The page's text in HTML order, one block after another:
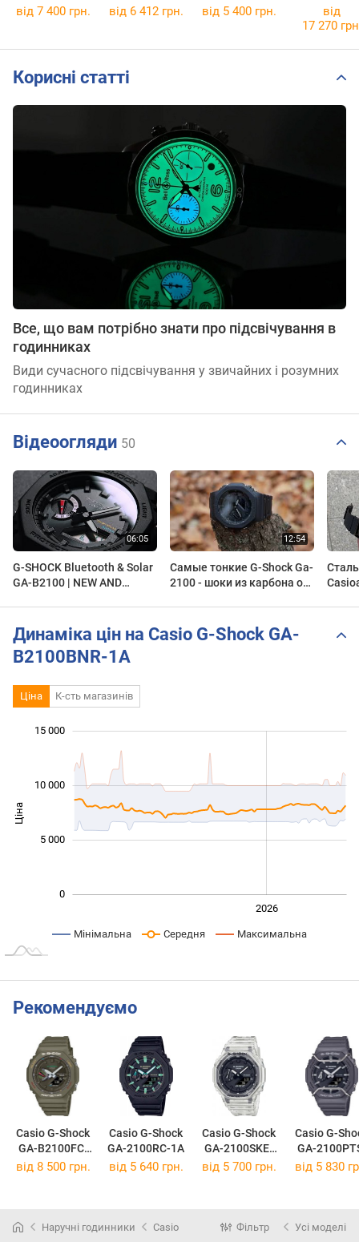
1E
від 7 400 грн. від 6 412 грн. від 5 400 грн.
від
17 270
Корисні статті
Все, що вам потрібно знати про підсвічування в
годинниках
Види сучасного підсвічування у звичайних і розумних
годинниках
Відеоогляди 50
G-SHOCK Bluetooth & Solar
GA-B2100 | NEW AND
Самые тонкие G-Shock Ga-
2100 - шоки из карбона от
Динаміка цін на Casio G-Shock GA-
B2100BNR-1A
Ціна К-сть магазинів
Ціна
0
15 000
10 000
5 000
2026
Мінімальна Середня Максимальна
Рекомендуємо
Casio G-Shock
GA-B2100FC-
3A
Casio G-Shock
GA-2100RC-1A
Casio G-Shock
GA-2100SKE-
7A
Casio G-
GA-
8A
від 8 500 грн. від 5 640 грн. від 5 700 грн. від 5 830
Наручні годинники Casio Фільтр Усі моделі